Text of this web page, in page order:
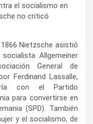
el socialismo en
no criticó
Nietzsche asistió
Allgemeiner
General de
Ferdinand Lassalle,
con el Partido
para convertirse en
(SPD). También
y el socialismo, de